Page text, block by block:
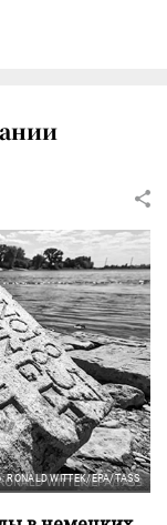
RONALD WITTEK/EPA/TASS